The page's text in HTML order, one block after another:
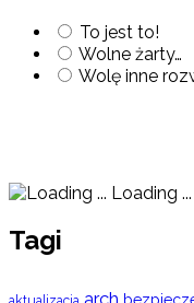
To jest to!
Wolne żarty…
Wolę inne
Loading ...
Tagi